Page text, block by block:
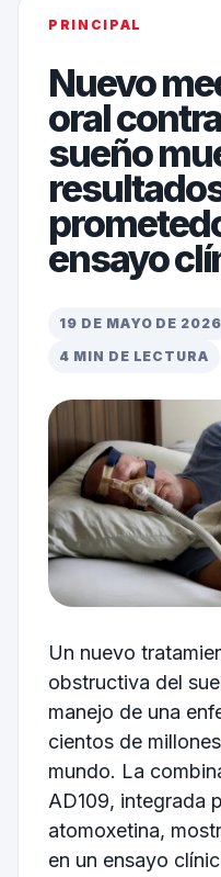
PRINCIPAL
Nuevo
oral
sueño
ensayo
19 DE MAYO DE 2026
4 MIN DE LECTURA
Un nuevo
obstructiva del
manejo de una
cientos de
mundo. La
AD109, integrada
atomoxetina,
en un ensayo